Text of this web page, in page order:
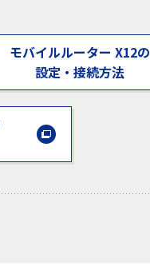
モバイルルーター X12の
設定・接続方法